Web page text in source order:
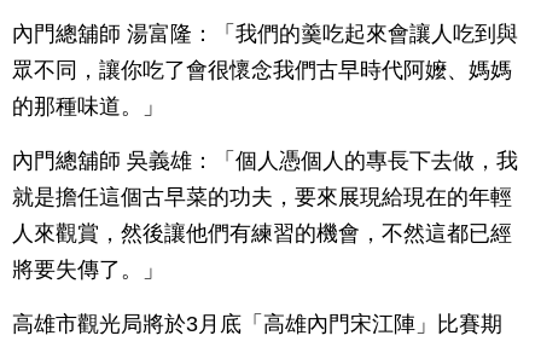
內門總舖師 湯富隆：「我們的羹吃起來會讓人吃到與
眾不同，讓你吃了會很懷念我們古早時代阿嬤、媽媽
的那種味道。」
內門總舖師 吳義雄：「個人憑個人的專長下去做，我
就是擔任這個古早菜的功夫，要來展現給現在的年輕
人來觀賞，然後讓他們有練習的機會，不然這都已經
將要失傳了。」
高雄市觀光局將於3月底「高雄內門宋江陣」比賽期